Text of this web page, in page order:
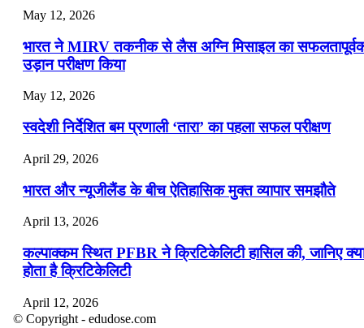
May 12, 2026
भारत ने MIRV तकनीक से लैस अग्नि मिसाइल का
उड़ान परीक्षण किया
May 12, 2026
स्वदेशी निर्देशित बम प्रणाली ‘तारा’ का पहला सफल परीक्षण
April 29, 2026
भारत और न्यूजीलैंड के बीच ऐतिहासिक मुक्त व्यापार समझौते
April 13, 2026
कल्पाक्कम स्थित PFBR ने क्रिटिकेलिटी हासिल की, जानिए
होता है क्रिटिकेलिटी
April 12, 2026
© Copyright - edudose.com